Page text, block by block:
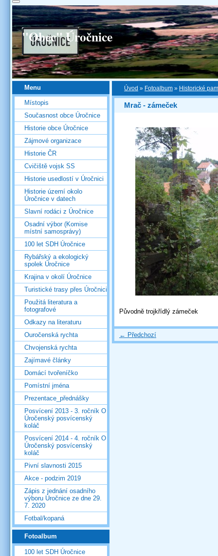
"Obec" Úročnice
Úvod » Fotoalbum » Historické
Mrač - zámeček
Původně trojkřídlý zámeček
← Předchozí
Menu
Místopis
Současnost obce Úročnice
Historie obce Úročnice
Zájmové organizace
Historie ČR
Cvičiště vojsk SS
Historie usedlostí v Úročnici
Historie území okolo
Úročnice v datech
Slavní rodáci z Úročnice
Osadní výbor (Komise
místní samosprávy)
100 let SDH Úročnice
Rybářský a ekologický
spolek Úročnice
Krajina v okolí Úročnice
Turistické trasy přes Úročnici
Použitá literatura a
fotografové
Odkazy na literaturu
Ouročenská rychta
Chvojenská rychta
Zajímavé články
Domácí tvořeníčko
Pomístní jména
Prezentace_přednášky
Posvícení 2013 - 3. ročník O
Úročenský posvícenský
koláč
Posvícení 2014 - 4. ročník O
Úročenský posvícenský
koláč
Pivní slavnosti 2015
Akce - podzim 2019
Zápis z jednání osadního
výboru Úročnice ze dne 29.
7. 2020
Fotbal/kopaná
Fotoalbum
100 let SDH Úročnice